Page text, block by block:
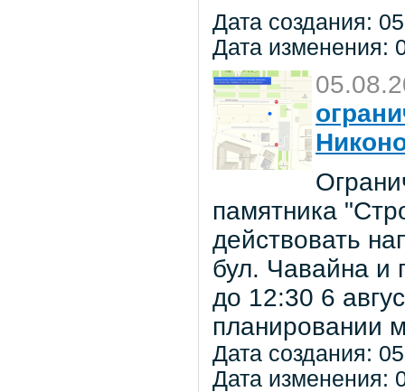
Дата создания:
Дата изменения:
памятника
действовать
бул. Чавайна и
до 12:30 6
планировании
Дата создания:
Дата изменения: